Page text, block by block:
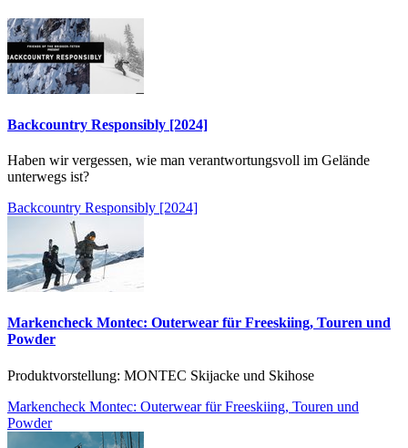
Backcountry Responsibly [2024]
Haben wir vergessen, wie man verantwortungsvoll im Gelände
unterwegs ist?
Backcountry Responsibly [2024]
Markencheck Montec: Outerwear für Freeskiing, Touren und
Powder
Produktvorstellung: MONTEC Skijacke und Skihose
Markencheck Montec: Outerwear für Freeskiing, Touren und
Powder